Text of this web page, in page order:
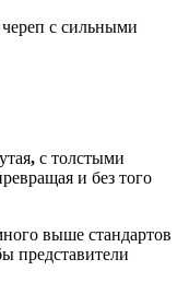
с сильными
, с толстыми
и без того
выше стандартов
представители